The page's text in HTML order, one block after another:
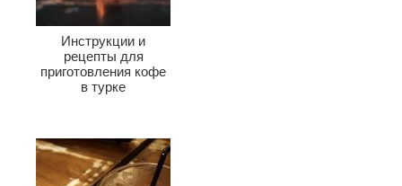
Инструкции и
рецепты для
приготовления кофе
в турке